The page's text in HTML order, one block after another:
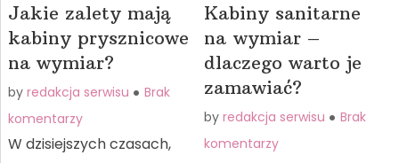
Jakie zalety mają
kabiny prysznicowe
na wymiar?
by redakcja serwisu
Brak
komentarzy
W dzisiejszych czasach,
Kabiny sanitarne
na wymiar –
dlaczego warto je
zamawiać?
byredakcja serwisu
Brak
komentarzy